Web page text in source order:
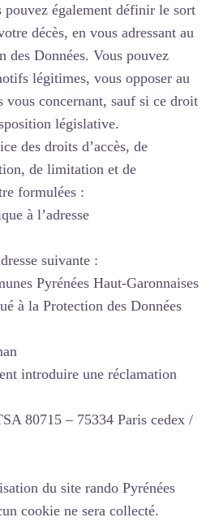
pouvez également définir le sort
décès, en vous adressant au
des Données. Vous pouvez
légitimes, vous opposer au
vous concernant, sauf si ce droit
législative.
des droits d’accès, de
de limitation et de
formulées :
à l’adresse
suivante :
Pyrénées Haut-Garonnaises
à la Protection des Données
introduire une réclamation
80715 – 75334 Paris cedex /
du site rando Pyrénées
cookie ne sera collecté.